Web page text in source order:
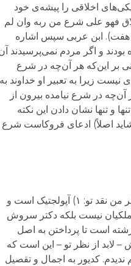
اخلاقی را پیشه‌ی خود
فهو علی شرع من ربه وان لم
پانصد و شصت و دو، خط هفت). ابن عربی سپس اشاره
و اگر مردم نمی‌پرسیدند
بر این‌که هر آن‌چه در شرع
زیرا به تعبیر او خداوند به
در شرع نیامده بیرون از
و تنها نشان دادن این نکته
اصلاً) ادعای فروکاست شرع
یاسر جان، منتظر ماندم تا اول اصل مطلب آقای کديور را بخوانم و سپس نقد تو را. مختصرش اين است که به نظر من نقد تو: ۱) آپولجتیک است و
ملکيان نيست بلکه دکتر سروش
است تا پرداختن به اصل
لابد از نظر تو – اين است که
کديور به اجمال و تقصيل